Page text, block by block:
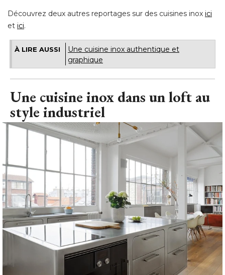
Découvrez deux autres reportages sur des cuisines inox ici
et ici.
À LIRE AUSSI
Une cuisine inox authentique et
graphique
Une cuisine inox dans un loft au
style industriel